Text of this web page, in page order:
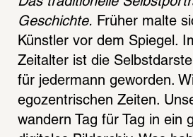
Geschichte. Früher malte
Künstler vor dem Spiegel.
Zeitalter ist die
für jedermann geworden.
egozentrischen Zeiten.
wandern Tag für Tag in ein